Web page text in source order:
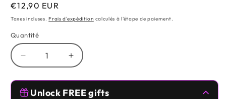
Prix
habituel
€12,90 EUR
Taxes incluses.Frais d'expédition calculés à l'étape de paiement.
Quantité
Réduire
la
quantité
de
Augmenter
la
quantité
de
Unlock FREE gifts
Free Gifts 🥰